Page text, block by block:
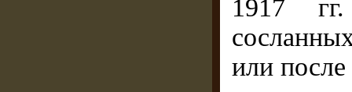
1917
или после